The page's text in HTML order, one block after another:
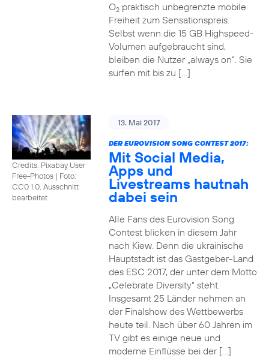
O2praktisch unbegrenzte mobile
Freiheit zum Sensationspreis.
Selbst wenn die 15 GB Highspeed-
Volumen aufgebraucht sind,
bleiben die Nutzer „always on“. Sie
surfen mit bis zu […]
Credits: Pixabay User
Free-Photos | Foto:
CC0 1.0, Ausschnitt
bearbeitet
13. Mai 2017
DER EUROVISION SONG CONTEST 2017:
Mit Social Media,
Apps und
Livestreams hautnah
dabei sein
Alle Fans des Eurovision Song
Contest blicken in diesem Jahr
nach Kiew. Denn die ukrainische
Hauptstadt ist das Gastgeber-Land
des ESC 2017, der unter dem Motto
„Celebrate Diversity“ steht.
Insgesamt 25 Länder nehmen an
der Finalshow des Wettbewerbs
heute teil. Nach über 60 Jahren im
TV gibt es einige neue und
moderne Einflüsse bei der […]